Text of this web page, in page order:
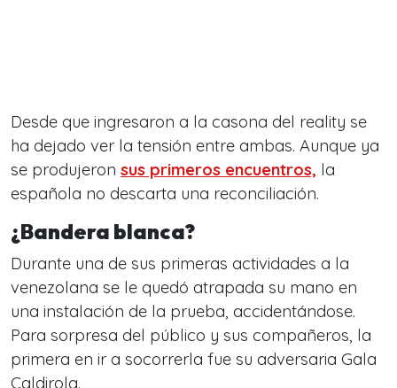
Desde que ingresaron a la casona del reality se
ha dejado ver la tensión entre ambas. Aunque ya
se produjeron sus primeros encuentros, la
española no descarta una reconciliación.
¿Bandera blanca?
Durante una de sus primeras actividades a la
venezolana se le quedó atrapada su mano en
una instalación de la prueba, accidentándose.
Para sorpresa del público y sus compañeros, la
primera en ir a socorrerla fue su adversaria Gala
Caldirola.